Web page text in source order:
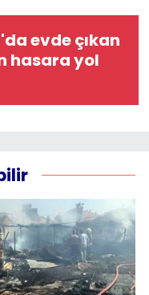
evde çıkan
hasara yol